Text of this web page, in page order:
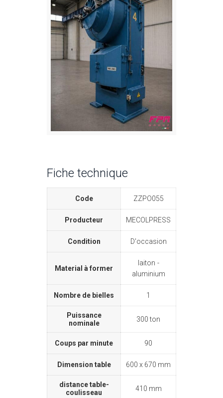
Fiche technique
Code ZZPO055
Producteur MECOLPRESS
Condition D'occasion
Material à former
laiton
aluminium
Nombre de bielles 1
Puissance
nominale
300 ton
Coups par minute 90
Dimension table 600 x 670 mm
distance table-
coulisseau
410 mm